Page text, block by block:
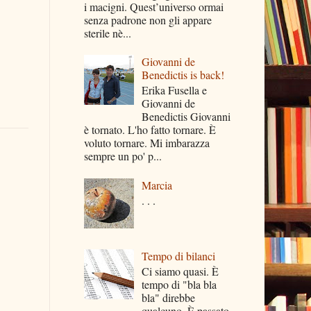
i macigni. Quest’universo ormai
senza padrone non gli appare
sterile nè...
Giovanni de
Benedictis is back!
Erika Fusella e
Giovanni de
Benedictis Giovanni
è tornato. L'ho fatto tornare. È
voluto tornare. Mi imbarazza
sempre un po' p...
Marcia
. . .
Tempo di bilanci
Ci siamo quasi. È
tempo di "bla bla
bla" direbbe